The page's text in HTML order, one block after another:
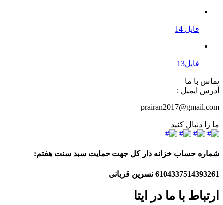
فایل 14
فایل13
تماس با ما
آدرس ایمیل :
prairan2017@gmail.com
ما را دنبال کنید
شماره حساب خزانه دار کل جهت حمایت سبد سنت هفتم:
6104337514393261 نسرین قربانی
ارتباط با ما در ایتا